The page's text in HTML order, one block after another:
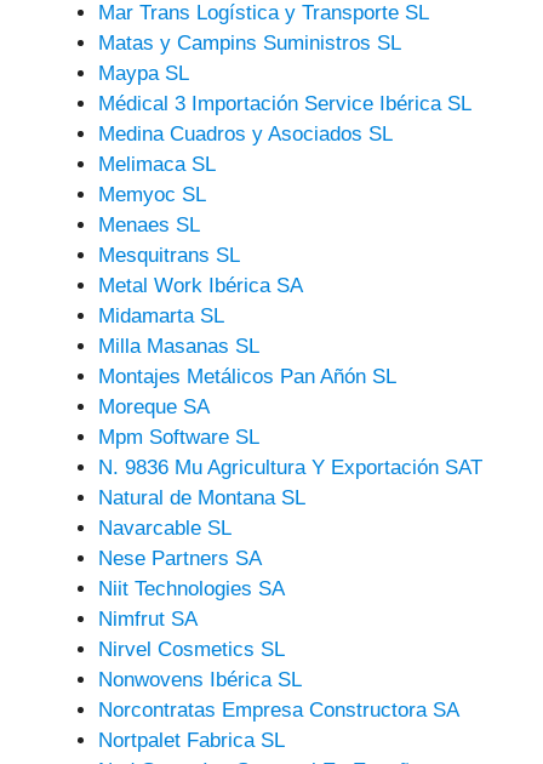
Mar Trans Logística y Transporte SL
Matas y Campins Suministros SL
Maypa SL
Médical 3 Importación Service Ibérica SL
Medina Cuadros y Asociados SL
Melimaca SL
Memyoc SL
Menaes SL
Mesquitrans SL
Metal Work Ibérica SA
Midamarta SL
Milla Masanas SL
Montajes Metálicos Pan Añón SL
Moreque SA
Mpm Software SL
N. 9836 Mu Agricultura Y Exportación SAT
Natural de Montana SL
Navarcable SL
Nese Partners SA
Niit Technologies SA
Nimfrut SA
Nirvel Cosmetics SL
Nonwovens Ibérica SL
Norcontratas Empresa Constructora SA
Nortpalet Fabrica SL